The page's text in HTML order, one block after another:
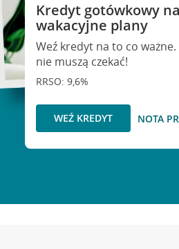
Kredyt gotówkowy
wakacyjne plany
Weź kredyt na to co
nie muszą czekać!
RRSO: 9,6%
WEŹ KREDYT NOTA